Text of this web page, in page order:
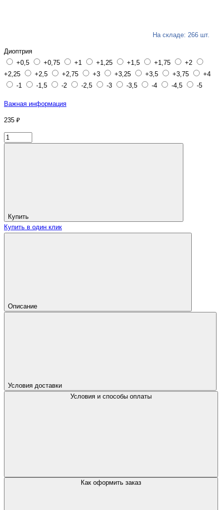
На складе: 266 шт.
Диоптрия
+0,5
+0,75 +1 +1,25 +1,5 +1,75
+2
+2,25
+2,5 +2,75 +3 +3,25 +3,5 +3,75
+4
-1
-1,5 -2 -2,5 -3 -3,5 -4 -4,5 -5
Важная информация
235 ₽
Купить
Купить в один клик
Описание
Условия доставки
Условия и способы оплаты
Как оформить заказ